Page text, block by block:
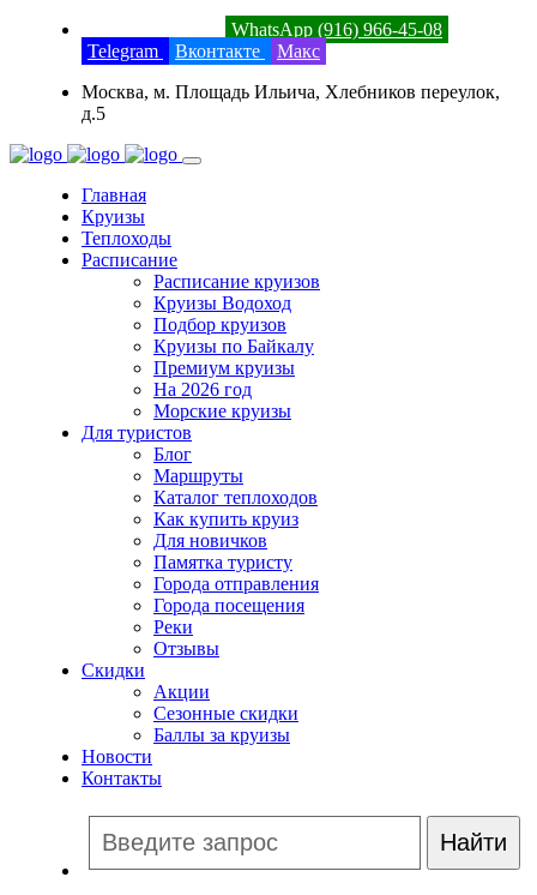
WhatsApp (916) 966-45-08
Telegram
Вконтакте
Макс
Москва, м. Площадь Ильича, Хлебников переулок,
д.5
Главная
Круизы
Теплоходы
Расписание
Расписание круизов
Круизы Водоход
Подбор круизов
Круизы по Байкалу
Премиум круизы
На 2026 год
Морские круизы
Для туристов
Блог
Маршруты
Каталог теплоходов
Как купить круиз
Для новичков
Памятка туристу
Города отправления
Города посещения
Реки
Отзывы
Скидки
Акции
Сезонные скидки
Баллы за круизы
Новости
Контакты